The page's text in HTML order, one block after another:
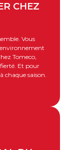
CHEZ
Vous
Tomeco,
Et pour
chaque saison.